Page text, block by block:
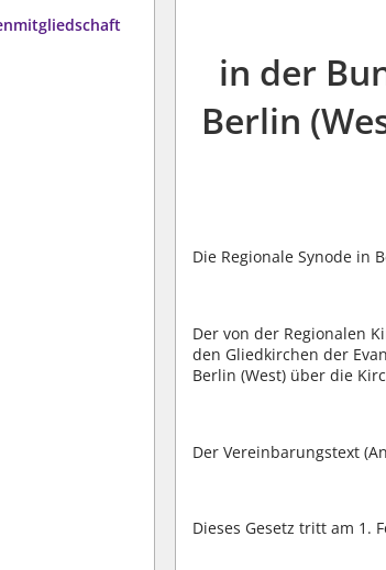
in der
Berlin
Die Regionale Synode in
Der von der Regionalen
den Gliedkirchen der
Berlin (West) über die
Der Vereinbarungstext
Dieses Gesetz tritt am 1.